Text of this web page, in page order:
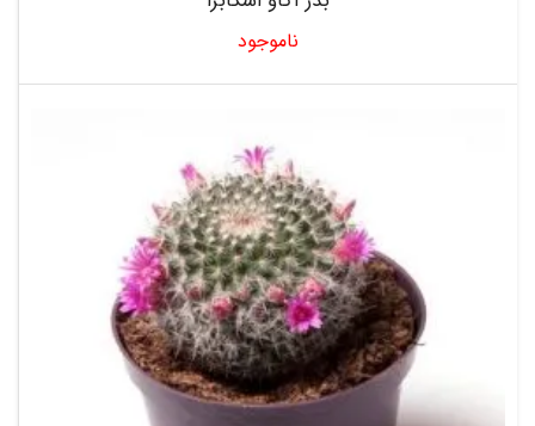
ناموجود